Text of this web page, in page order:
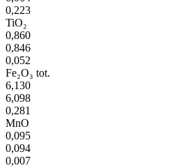
0,223
TiO₂
0,860
0,846
0,052
Fe₂O₃ tot.
6,130
6,098
0,281
MnO
0,095
0,094
0,007